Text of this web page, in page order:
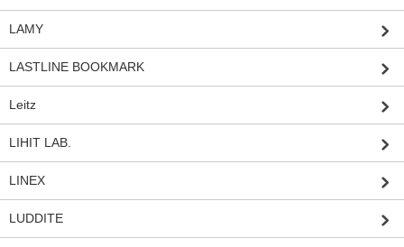
LAMY
LASTLINE BOOKMARK
Leitz
LIHIT LAB.
LINEX
LUDDITE